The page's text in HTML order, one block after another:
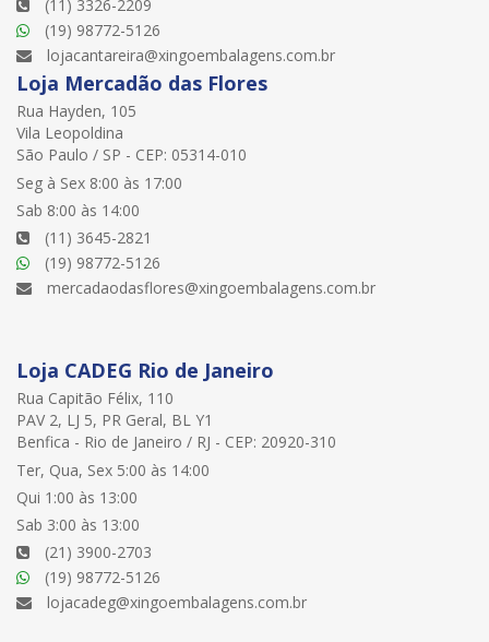
(11) 3326-2209
(19) 98772-5126
lojacantareira@xingoembalagens.com.br
Loja Mercadão das Flores
Rua Hayden, 105
Vila Leopoldina
São Paulo / SP - CEP: 05314-010
Seg à Sex 8:00 às 17:00
Sab 8:00 às 14:00
(11) 3645-2821
(19) 98772-5126
mercadaodasflores@xingoembalagens.com.br
Loja CADEG Rio de Janeiro
Rua Capitão Félix, 110
PAV 2, LJ 5, PR Geral, BL Y1
Benfica - Rio de Janeiro / RJ - CEP: 20920-310
Ter, Qua, Sex 5:00 às 14:00
Qui 1:00 às 13:00
Sab 3:00 às 13:00
(21) 3900-2703
(19) 98772-5126
lojacadeg@xingoembalagens.com.br